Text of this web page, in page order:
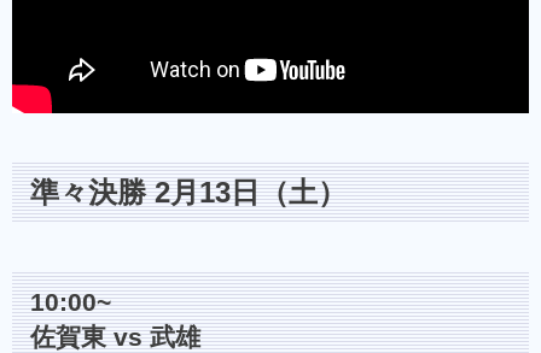
準々決勝 2月13日（土）
10:00~
佐賀東 vs 武雄